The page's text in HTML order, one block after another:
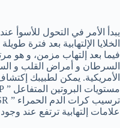
يبدأ الأمر في التحول
الخلايا الإلتهابية بعد فترة
فيما بعد إلتهاب مزمن، و هو
السرطان و أمراض القلب و
الأمريكية. يمكن لطبيبك
علامات إلتهابية ترتفع عند